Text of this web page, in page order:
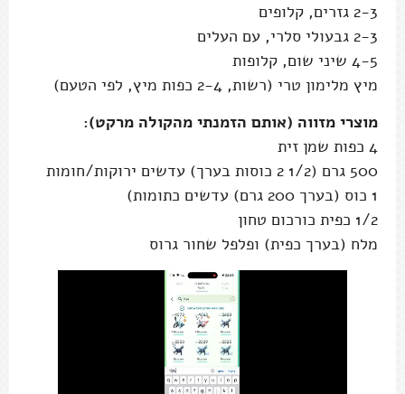
2-3 גזרים, קלופים
2-3 גבעולי סלרי, עם העלים
4-5 שיני שום, קלופות
מיץ מלימון טרי (רשות, 2-4 כפות מיץ, לפי הטעם)
מוצרי מזווה (אותם הזמנתי מהקולה מרקט):
4 כפות שמן זית
500 גרם (1/2 2 כוסות בערך) עדשים ירוקות/חומות
1 כוס (בערך 200 גרם) עדשים כתומות)
1/2 כפית כורכום טחון
מלח (בערך כפית) ופלפל שחור גרוס